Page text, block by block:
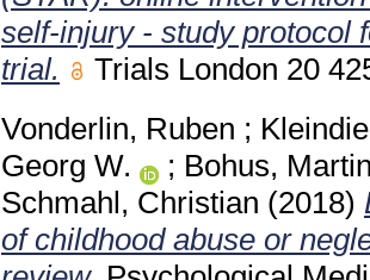
self-injury - study protocol
trial.
Trials London 20
Vonderlin, Ruben ;
Georg W.
; Bohus,
Schmahl, Christian (2018)
of childhood abuse or